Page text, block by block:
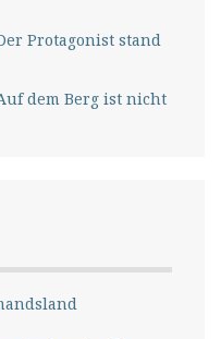
Protagonist stand
dem Berg ist nicht